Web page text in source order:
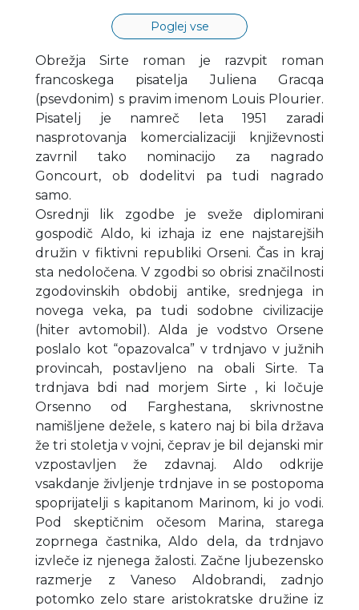
Poglej vse
Obrežja Sirte roman je razvpit roman
francoskega pisatelja Juliena Gracqa
(psevdonim) s pravim imenom Louis Plourier.
Pisatelj je namreč leta 1951 zaradi
nasprotovanja komercializaciji književnosti
zavrnil tako nominacijo za nagrado
Goncourt, ob dodelitvi pa tudi nagrado
samo.
Osrednji lik zgodbe je sveže diplomirani
gospodič Aldo, ki izhaja iz ene najstarejših
družin v fiktivni republiki Orseni. Čas in kraj
sta nedoločena. V zgodbi so obrisi značilnosti
zgodovinskih obdobij antike, srednjega in
novega veka, pa tudi sodobne civilizacije
(hiter avtomobil). Alda je vodstvo Orsene
poslalo kot “opazovalca” v trdnjavo v južnih
provincah, postavljeno na obali Sirte. Ta
trdnjava bdi nad morjem Sirte , ki ločuje
Orsenno od Farghestana, skrivnostne
namišljene dežele, s katero naj bi bila država
že tri stoletja v vojni, čeprav je bil dejanski mir
vzpostavljen že zdavnaj. Aldo odkrije
vsakdanje življenje trdnjave in se postopoma
spoprijatelji s kapitanom Marinom, ki jo vodi.
Pod skeptičnim očesom Marina, starega
zoprnega častnika, Aldo dela, da trdnjavo
izvleče iz njenega žalosti. Začne ljubezensko
razmerje z Vaneso Aldobrandi, zadnjo
potomko zelo stare aristokratske družine iz